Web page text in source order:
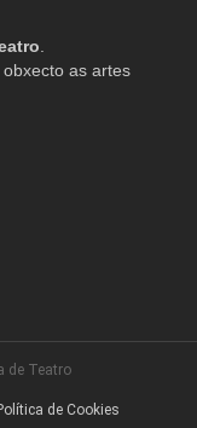
as artes
de Teatro
de Cookies